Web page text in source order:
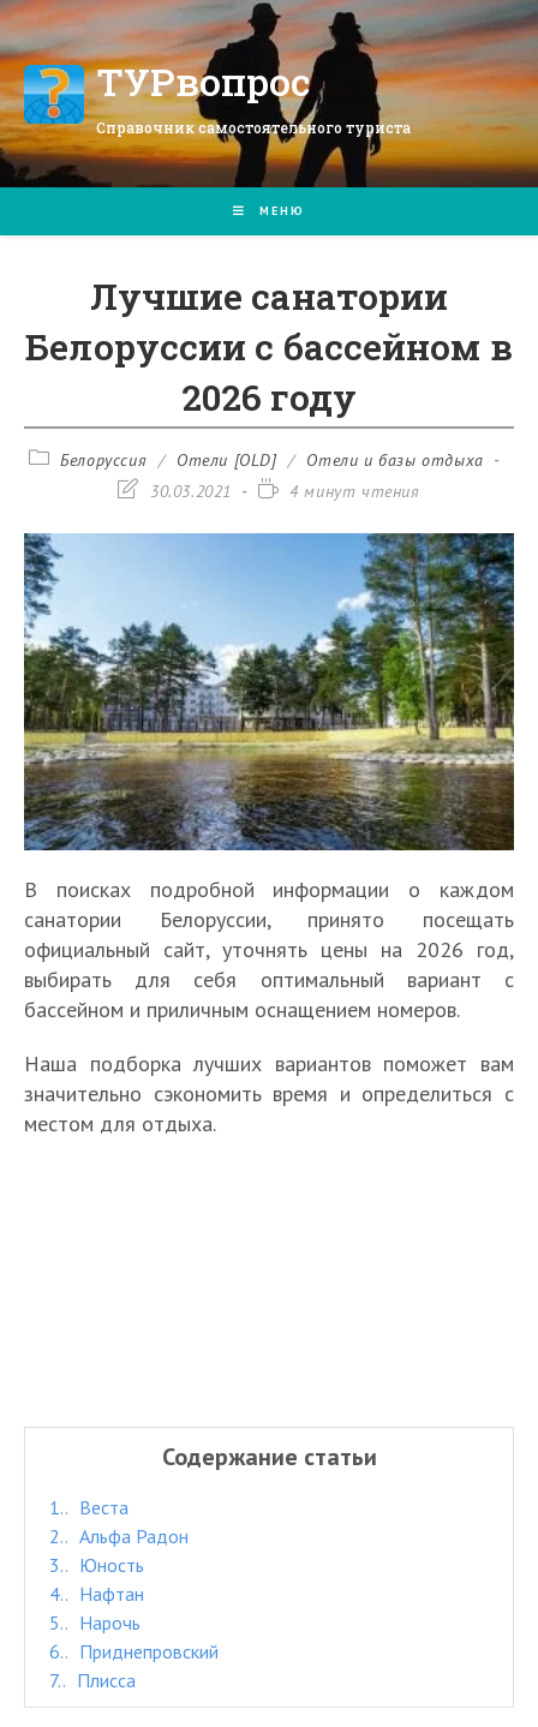
Перейти
к
содержимомуТУРвопрос
Справочник самостоятельного туриста
МЕНЮ
Лучшие санатории
Белоруссии с бассейном в
2026 году
РубрикаБелоруссия / Отели [OLD] / Отели и базы отдыха
Запись30.03.2021
Время4 минут чтения
В поисках подробной информации о каждом
санатории Белоруссии, принято посещать
официальный сайт, уточнять цены на 2026 год,
выбирать для себя оптимальный вариант с
бассейном и приличным оснащением номеров.
Наша подборка лучших вариантов поможет вам
значительно сэкономить время и определиться с
местом для отдыха.
Содержание статьи
1.
Веста
2.
Альфа Радон
3.
Юность
4.
Нафтан
5.
Нарочь
6.
Приднепровский
7.
Плисса